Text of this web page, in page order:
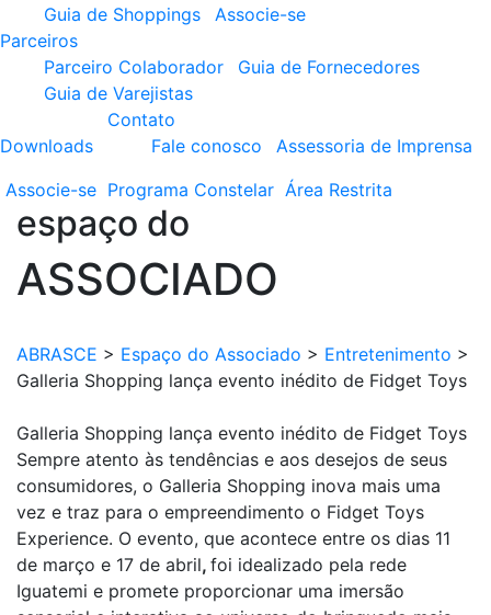
Guia de Shoppings
Associe-se
Parceiros
Parceiro Colaborador
Guia de Fornecedores
Guia de Varejistas
Downloads
Contato
Fale conosco
Assessoria de Imprensa
Associe-se Programa Constelar Área Restrita
espaço do
ASSOCIADO
ABRASCE > Espaço do Associado > Entretenimento >
Galleria Shopping lança evento inédito de Fidget Toys
Galleria Shopping lança evento inédito de Fidget Toys
Sempre atento às tendências e aos desejos de seus
consumidores, o Galleria Shopping inova mais uma
vez e traz para o empreendimento o Fidget Toys
Experience. O evento, que acontece entre os dias 11
de março e 17 de abril, foi idealizado pela rede
Iguatemi e promete proporcionar uma imersão